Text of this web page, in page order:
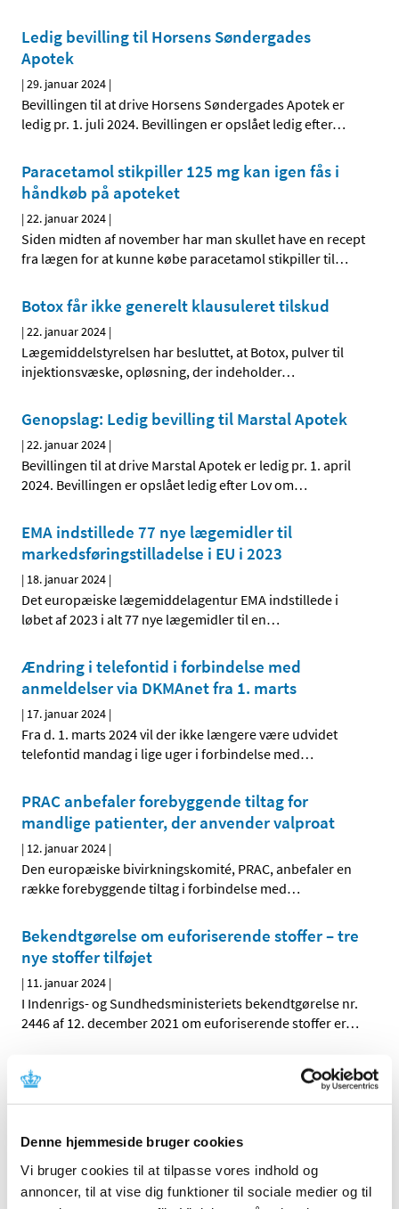
Denne hjemmeside bruger cookies
Vi bruger cookies til at tilpasse vores indhold og
annoncer, til at vise dig funktioner til sociale medier og til
Ledig bevilling til Horsens Søndergades
Apotek
|29. januar 2024 |
Bevillingen til at drive Horsens Søndergades Apotek er
ledig pr. 1. juli 2024. Bevillingen er opslået ledig efter…
Paracetamol stikpiller 125 mg kan igen fås i
håndkøb på apoteket
|22. januar 2024 |
Siden midten af november har man skullet have en recept
fra lægen for at kunne købe paracetamol stikpiller til…
Botox får ikke generelt klausuleret tilskud
|22. januar 2024 |
Lægemiddelstyrelsen har besluttet, at Botox, pulver til
injektionsvæske, opløsning, der indeholder…
Genopslag: Ledig bevilling til Marstal Apotek
|22. januar 2024 |
Bevillingen til at drive Marstal Apotek er ledig pr. 1. april
2024. Bevillingen er opslået ledig efter Lov om…
EMA indstillede 77 nye lægemidler til
markedsføringstilladelse i EU i 2023
| 18. januar 2024 |
Det europæiske lægemiddelagentur EMA indstillede i
løbet af 2023 i alt 77 nye lægemidler til en…
Ændring i telefontid i forbindelse med
anmeldelser via DKMAnet fra 1. marts
| 17. januar 2024 |
Fra d. 1. marts 2024 vil der ikke længere være udvidet
telefontid mandag i lige uger i forbindelse med…
PRAC anbefaler forebyggende tiltag for
mandlige patienter, der anvender valproat
| 12. januar 2024 |
Den europæiske bivirkningskomité, PRAC, anbefaler en
række forebyggende tiltag i forbindelse med…
Bekendtgørelse om euforiserende stoffer – tre
nye stoffer tilføjet
| 11. januar 2024 |
I Indenrigs- og Sundhedsministeriets bekendtgørelse nr.
2446 af 12. december 2021 om euforiserende stoffer er…
Lægemiddelstyrelsen ændrer struktur for
opkrævning og betaling af årsgebyrer for
|11. januar 2024|
gange årligt. Vi går således væk fra opkrævning af…